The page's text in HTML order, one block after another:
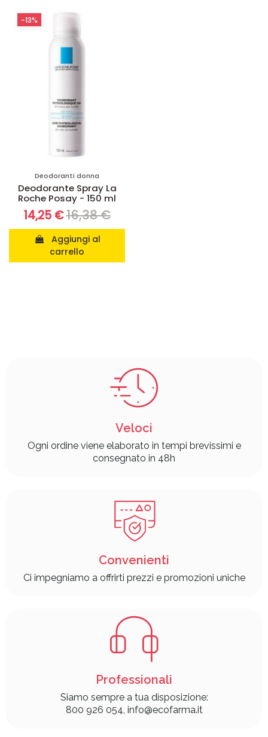
Deodoranti donna
Deodorante Spray La
Roche Posay - 150 ml
14,25 €16,38 €
carrello
-13%
Veloci
Ogni ordine viene elaborato in tempi brevissimi e
consegnato in 48h
Convenienti
Ci impegniamo a offrirti prezzi e promozioni uniche
Professionali
Siamo sempre a tua disposizione:
800 926 054, info@ecofarma.it